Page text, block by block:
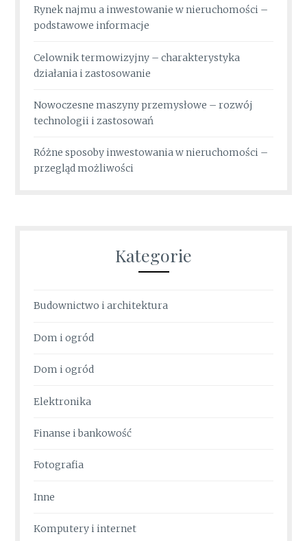
Rynek najmu a inwestowanie w nieruchomości –
podstawowe informacje
Celownik termowizyjny – charakterystyka
działania i zastosowanie
Nowoczesne maszyny przemysłowe – rozwój
technologii i zastosowań
Różne sposoby inwestowania w nieruchomości –
przegląd możliwości
Kategorie
Budownictwo i architektura
Dom i ogród
Dom i ogród
Elektronika
Finanse i bankowość
Fotografia
Inne
Komputery i internet